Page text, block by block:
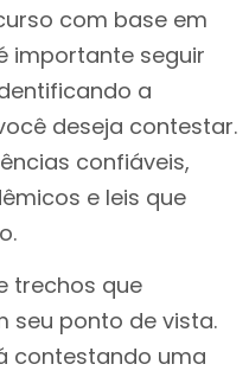
com base em
importante seguir
a
deseja contestar.
confiáveis,
e leis que
trechos que
seu ponto de vista.
contestando uma